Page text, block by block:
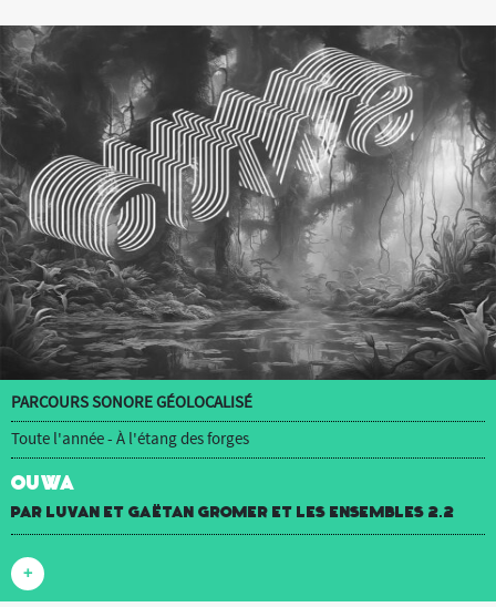
PARCOURS SONORE GÉOLOCALISÉ
Toute l'année - À l'étang des forges
OUWA
par luvan et Gaëtan Gromer et Les Ensembles 2.2
+